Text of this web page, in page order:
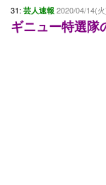
31: 芸人速報 2020/04/14(
ギニュー特選隊